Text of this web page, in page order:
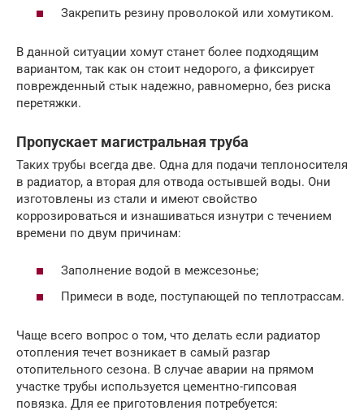
Закрепить резину проволокой или хомутиком.
В данной ситуации хомут станет более подходящим
вариантом, так как он стоит недорого, а фиксирует
поврежденный стык надежно, равномерно, без риска
перетяжки.
Пропускает магистральная труба
Таких трубы всегда две. Одна для подачи теплоносителя
в радиатор, а вторая для отвода остывшей воды. Они
изготовлены из стали и имеют свойство
коррозироваться и изнашиваться изнутри с течением
времени по двум причинам:
Заполнение водой в межсезонье;
Примеси в воде, поступающей по теплотрассам.
Чаще всего вопрос о том, что делать если радиатор
отопления течет возникает в самый разгар
отопительного сезона. В случае аварии на прямом
участке трубы используется цементно-гипсовая
повязка. Для ее приготовления потребуется: